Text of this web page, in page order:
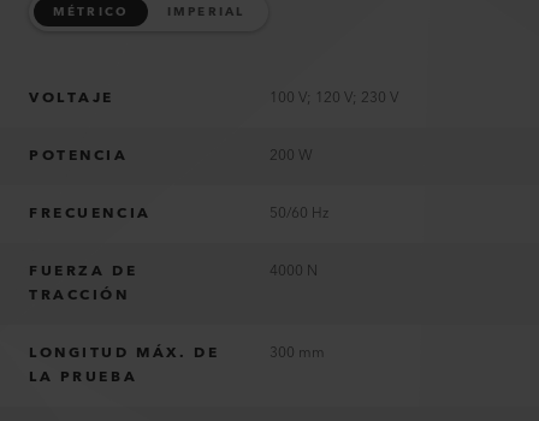
MÉTRICO IMPERIAL
VOLTAJE 100 V; 120 V; 230 V
POTENCIA 200 W
FRECUENCIA 50/60 Hz
FUERZA DE
TRACCIÓN
4000 N
LONGITUD MÁX. DE
LA PRUEBA
300 mm